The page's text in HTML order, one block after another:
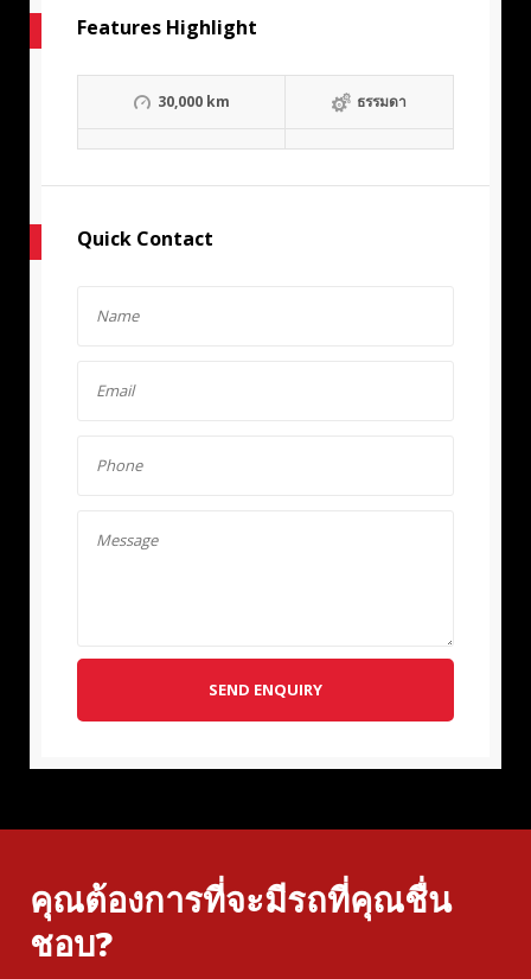
Features Highlight
30,000 km ธรรมดา
Quick Contact
SEND ENQUIRY
คุณต้องการที่จะมีรถที่คุณชื่น
ชอบ?